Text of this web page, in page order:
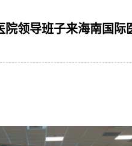
院领导班子来海南国际